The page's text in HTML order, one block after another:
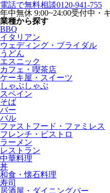
電話で無料相談0120-941-755
年中無休 9:00~24:00受付中・
業種から探す
BBQ
イタリアン
ウェディング・ブライダル
うどん
エスニック
カフェ・喫茶店
ケーキ屋・スイーツ
しゃぶしゃぶ
スペイン
そば
バー
バル
ファストフード・ファミレス
フレンチ・ビストロ
ラーメン
レストラン
中華料理
丼
和食・懐石料理
寿司
居酒屋・ダイニングバー